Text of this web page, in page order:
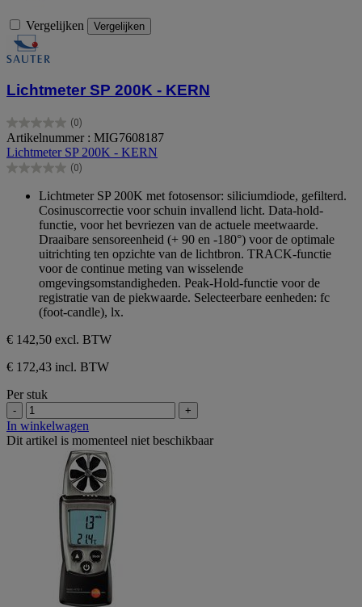
Vergelijken Vergelijken
Lichtmeter SP 200K - KERN
(0)
0.0
van
de
5
Artikelnummer : MIG7608187
Lichtmeter SP 200K - KERN
(0)
0.0
sterren.
Lichtmeter SP 200K met fotosensor: siliciumdiode, gefilterd.
Cosinuscorrectie voor schuin invallend licht. Data-hold-
functie, voor het bevriezen van de actuele meetwaarde.
Draaibare sensoreenheid (+ 90 en -180°) voor de optimale
uitrichting ten opzichte van de lichtbron. TRACK-functie
voor de continue meting van wisselende
omgevingsomstandigheden. Peak-Hold-functie voor de
registratie van de piekwaarde. Selecteerbare eenheden: fc
(foot-candle), lx.
€ 142,50 excl. BTW
€ 172,43 incl. BTW
Per stuk
- +
In winkelwagen
Dit artikel is momenteel niet beschikbaar